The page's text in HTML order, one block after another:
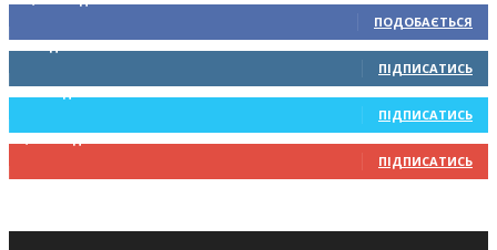
ПОДОБАЄТЬСЯ
ПІДПИСАТИСЬ
ПІДПИСАТИСЬ
ПІДПИСАТИСЬ